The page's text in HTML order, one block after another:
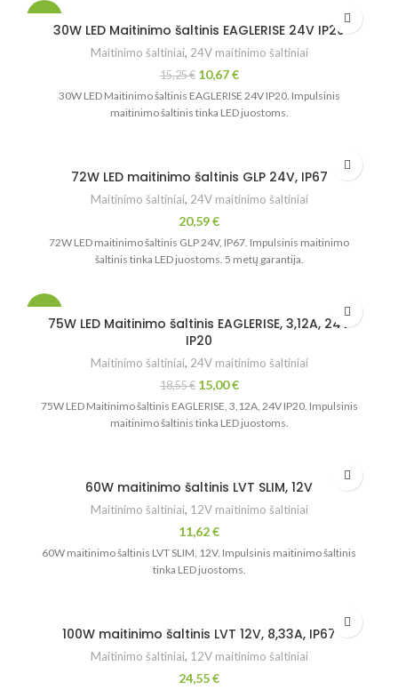
30W LED Maitinimo šaltinis EAGLERISE 24V IP20
Maitinimo šaltiniai, 24V maitinimo šaltiniai
15,25€ 10,67€
30W LED Maitinimo šaltinis EAGLERISE 24V IP20. Impulsinis
maitinimo šaltinis tinka LED juostoms.
72W LED maitinimo šaltinis GLP 24V, IP67
Maitinimo šaltiniai, 24V maitinimo šaltiniai
20,59€
72W LED maitinimo šaltinis GLP 24V, IP67. Impulsinis maitinimo
šaltinis tinka LED juostoms. 5 metų garantija.
75W LED Maitinimo šaltinis EAGLERISE, 3,12A, 24V
IP20
Maitinimo šaltiniai, 24V maitinimo šaltiniai
18,55€ 15,00€
75W LED Maitinimo šaltinis EAGLERISE, 3,12A, 24V IP20. Impulsinis
maitinimo šaltinis tinka LED juostoms.
60W maitinimo šaltinis LVT SLIM, 12V
Maitinimo šaltiniai, 12V maitinimo šaltiniai
11,62€
60W maitinimo šaltinis LVT SLIM, 12V. Impulsinis maitinimo šaltinis
tinka LED juostoms.
100W maitinimo šaltinis LVT 12V, 8,33A, IP67
Maitinimo šaltiniai, 12V maitinimo šaltiniai
24,55€